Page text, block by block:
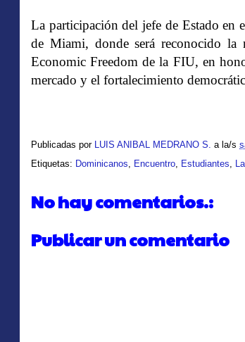
La participación del jefe de Estado en
de Miami, donde será reconocido
Economic Freedom de la FIU, en
mercado y el fortalecimiento
Publicadas por LUIS ANIBAL MEDRANO S. a la/s
Etiquetas: Dominicanos, Encuentro, Estudiantes,
No hay comentarios.:
Publicar un comentario